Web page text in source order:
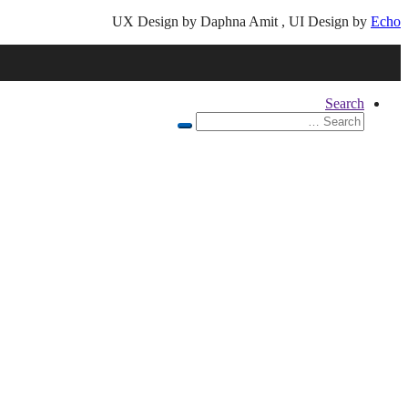
UX Design by Daphna Amit , UI Design by Echo
Search